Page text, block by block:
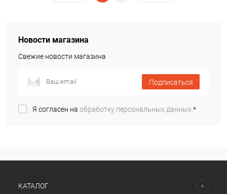
Новости магазина
Свежие новости магазина
Подписаться
Я согласен на обработку персональных данных.*
КАТАЛОГ